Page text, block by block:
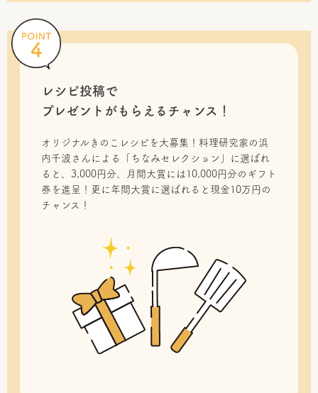
レシピ投稿で
プレゼントがもらえるチャンス！
オリジナルきのこレシピを大募集！料理研究家の浜
内千波さんによる「ちなみセレクション」に選ばれ
ると、3,000円分、月間大賞には10,000円分のギフト
券を進呈！更に年間大賞に選ばれると現金10万円の
チャンス！